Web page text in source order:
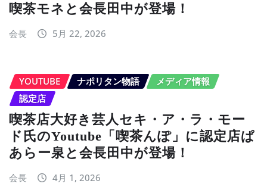
喫茶モネと会長田中が登場！
会長 5月 22, 2026
YOUTUBE ナポリタン物語
メディア情報
認定店
喫茶店大好き芸人セキ・ア・ラ・モー
ド氏のYoutube「喫茶んぽ」に認定店ぱ
あらー泉と会長田中が登場！
会長 4月 1, 2026